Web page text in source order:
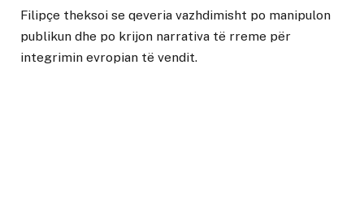
Filipçe theksoi se qeveria vazhdimisht po manipulon
publikun dhe po krijon narrativa të rreme për
integrimin evropian të vendit.